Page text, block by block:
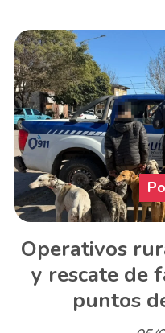
Operativos
y rescate de
puntos